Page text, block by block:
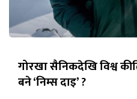
गोरखा सैनिकदेखि विश्व
बने ‘निम्स दाइ’ ?